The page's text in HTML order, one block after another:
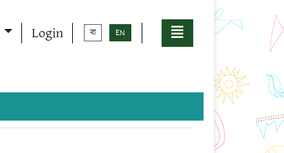
Login বা EN